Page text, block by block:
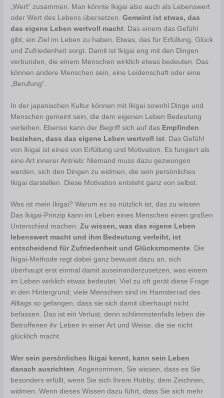
„Wert“ zusammen. Man könnte Ikigai also auch als Lebenswert
oder Wert des Lebens übersetzen.Gemeint ist etwas, das
das eigene Leben wertvoll macht . Das einem das Gefühl
gibt, ein Ziel im Leben zu haben. Etwas, das für Erfüllung, Glück
und Zufriedenheit sorgt. Damit ist Ikigai eng mit den Dingen
verbunden, die einem Menschen wirklich etwas bedeuten. Das
können andere Menschen sein, eine Leidenschaft oder eine
„Berufung“.
In der japanischen Kultur können mit Ikigai sowohl Dinge und
Menschen gemeint sein, die dem eigenen Leben Bedeutung
verleihen. Ebenso kann der Begriff sich auf das Empfinden
beziehen, dass das eigene Leben wertvoll ist . Das Gefühl
von Ikigai ist eines von Erfüllung und Motivation. Es fungiert als
eine Art innerer Antrieb: Niemand muss dazu gezwungen
werden, sich den Dingen zu widmen, die sein persönliches
Ikigai darstellen. Diese Motivation entsteht ganz von selbst.
Was ist mein Ikigai? Warum es so nützlich ist, das zu wissen
Das Ikigai-Prinzip kann im Leben eines Menschen einen großen
Unterschied machen.Zu wissen, was das eigene Leben
lebenswert macht und ihm Bedeutung verleiht, ist
entscheidend für Zufriedenheit und Glücksmomente. Die
Ikigai-Methode regt dabei ganz bewusst dazu an, sich
überhaupt erst einmal damit auseinanderzusetzen, was einem
im Leben wirklich etwas bedeutet. Viel zu oft gerät diese Frage
in den Hintergrund; viele Menschen sind im Hamsterrad des
Alltags so gefangen, dass sie sich damit überhaupt nicht
befassen. Das ist ein Verlust, denn schlimmstenfalls leben die
Betroffenen ihr Leben in einer Art und Weise, die sie nicht
glücklich macht.
Wer sein persönliches Ikigai kennt, kann sein Leben
danach ausrichten. Angenommen, Sie wissen, dass es Sie
besonders erfüllt, wenn Sie sich Ihrem Hobby, dem Zeichnen,
widmen. Wenn dieses Wissen dazu führt, dass Sie sich mehr